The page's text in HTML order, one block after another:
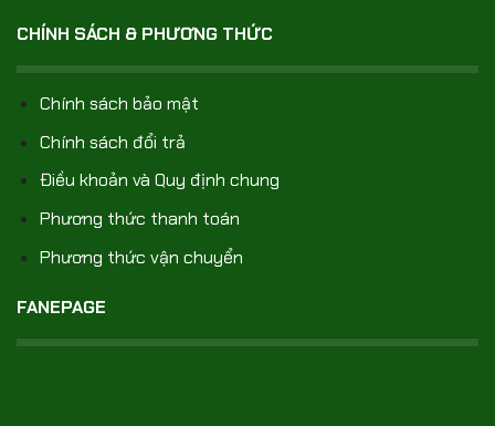
CHÍNH SÁCH & PHƯƠNG THỨC
Chính sách bảo mật
Chính sách đổi trả
Điều khoản và Quy định chung
Phương thức thanh toán
Phương thức vận chuyển
FANEPAGE